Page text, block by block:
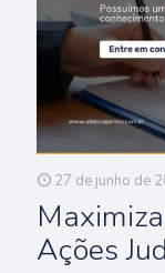
27 de junho de
Ações